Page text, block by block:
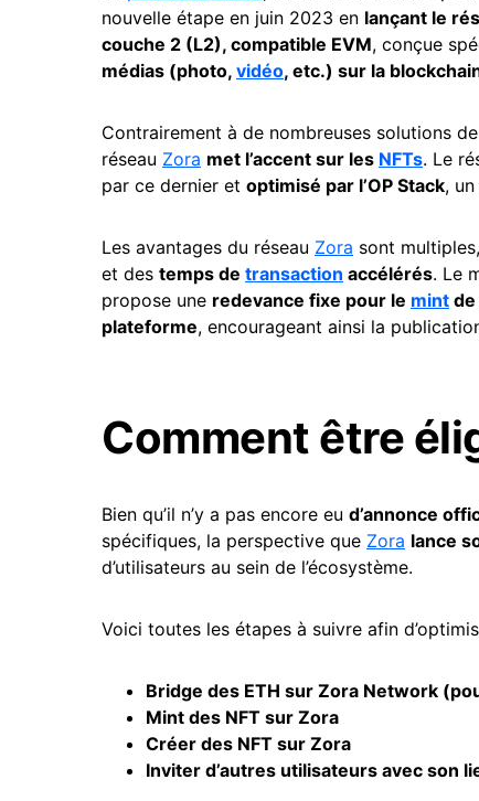
nouvelle étape en juin 2023 en lançant le
couche 2 (L2), compatible EVM, conçue
médias (photo, vidéo, etc.) sur la
Contrairement à de nombreuses solutions
réseau Zora met l’accent sur les NFTs. Le
par ce dernier et optimisé par l’OP Stack,
Les avantages du réseau Zora sont
et des temps de transaction accélérés. Le
propose une redevance fixe pour le mint de
plateforme, encourageant ainsi la
Comment être
Bien qu’il n’y a pas encore eu d’annonce
spécifiques, la perspective que Zora lance
d’utilisateurs au sein de l’écosystème.
Voici toutes les étapes à suivre afin
Bridge des ETH sur Zora Network
Mint des NFT sur Zora
Créer des NFT sur Zora
Inviter d’autres utilisateurs avec son